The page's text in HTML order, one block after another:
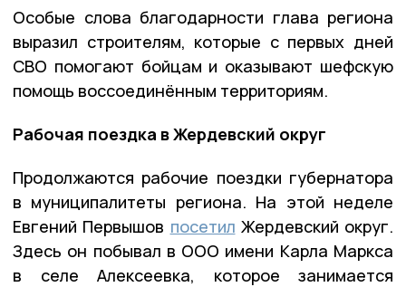
Особые слова благодарности глава региона
выразил строителям, которые с первых дней
СВО помогают бойцам и оказывают шефскую
помощь воссоединённым территориям.
Рабочая поездка в Жердевский округ
Продолжаются рабочие поездки губернатора
в муниципалитеты региона. На этой неделе
Евгений Первышов посетил Жердевский округ.
Здесь он побывал в ООО имени Карла Маркса
в селе Алексеевка, которое занимается